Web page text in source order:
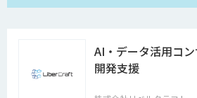
AI・データ活用コ
開発支援